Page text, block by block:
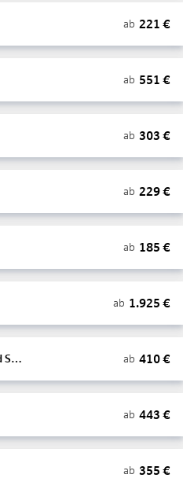
ab 221 €
ab 551 €
ab 303 €
ab 229€
ab 185 €
ab 1.925 €
Bonaire, Sint Eustatius und Saba ab 410€
ab 443 €
ab 355 €